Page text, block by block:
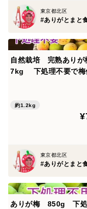
＜発送について＞
郵便ポストに入れ
あります。あらか
問題がない場合、
態でジップロック
#ありがとまと #ト
トマト #リピトマト
東京都北区
自然栽培 完熟あり
7kg 下処理不要で梅
も完成も早いよ！ 残り
約1.2kg
東京都北区
ありが梅 850g 下処